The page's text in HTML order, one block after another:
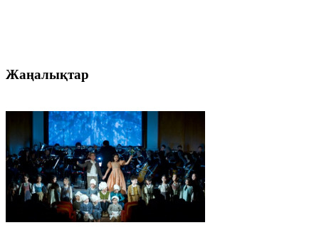
Жаңалықтар